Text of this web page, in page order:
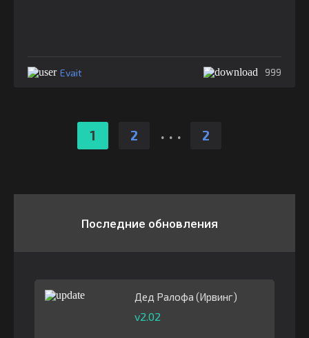
Evait 999
1 2 . . . 2
Последние обновления
Дед Ралофа (Ирвинг)
v2.02